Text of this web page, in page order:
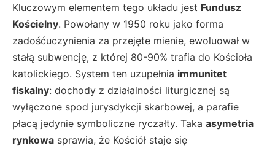
Kluczowym elementem tego układu jest Fundusz
Kościelny. Powołany w 1950 roku jako forma
zadośćuczynienia za przejęte mienie, ewoluował w
stałą subwencję, z której 80-90% trafia do Kościoła
katolickiego. System ten uzupełnia immunitet
fiskalny: dochody z działalności liturgicznej są
wyłączone spod jurysdykcji skarbowej, a parafie
płacą jedynie symboliczne ryczałty. Taka asymetria
rynkowa sprawia, że Kościół staje się